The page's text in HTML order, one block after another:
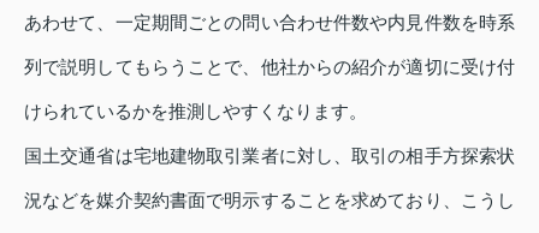
あわせて、一定期間ごとの問い合わせ件数や内見件数を時系
列で説明してもらうことで、他社からの紹介が適切に受け付
けられているかを推測しやすくなります。
国土交通省は宅地建物取引業者に対し、取引の相手方探索状
況などを媒介契約書面で明示することを求めており、こうし